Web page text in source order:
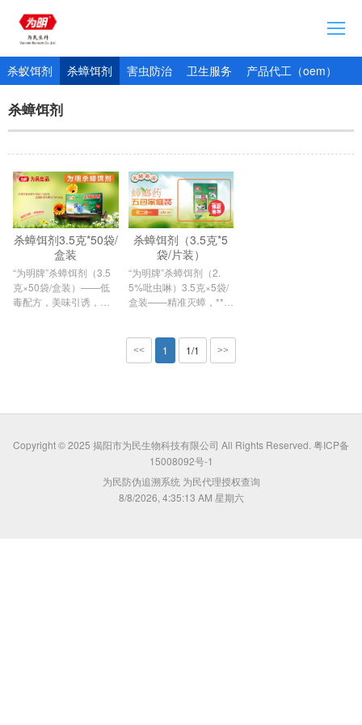
首页
通知公告
加入我们
产品追溯网站
杀蚁饵剂 杀蟑饵剂 害虫防治 卫生服务 产品代工（oem）
杀蟑饵剂
杀蟑饵剂3.5克*50袋/
盒装
“为明牌”杀蟑饵剂（3.5
克×50袋/盒装）——低
毒配方，美味引诱，窝
杀蟑饵剂（3.5克*5
袋/片装）
​​“为明牌”杀蟑饵剂（2.
5%吡虫啉）3.5克×5袋/
盒装​​——精准灭蟑，***
<< 1 1/1 >>
Copyright © 2025 揭阳市为民生物科技有限公司 All Rights Reserved. 粤ICP备
15008092号-1
为民防伪追溯系统 为民代理授权查询
8/8/2026, 4:35:13 AM 星期六